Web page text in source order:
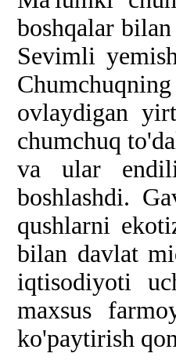
boshqalar
Sevimli
ovlaydigan
chumchuq
va ular
boshlashdi.
qushlarni
bilan davlat
iqtisodiyoti
maxsus
ko'paytirish